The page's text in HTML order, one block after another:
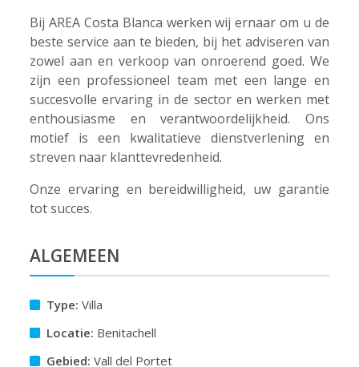
Bij AREA Costa Blanca werken wij ernaar om u de
beste service aan te bieden, bij het adviseren van
zowel aan en verkoop van onroerend goed. We
zijn een professioneel team met een lange en
succesvolle ervaring in de sector en werken met
enthousiasme en verantwoordelijkheid. Ons
motief is een kwalitatieve dienstverlening en
streven naar klanttevredenheid.
Onze ervaring en bereidwilligheid, uw garantie
tot succes.
ALGEMEEN
Type: Villa
Locatie: Benitachell
Gebied: Vall del Portet